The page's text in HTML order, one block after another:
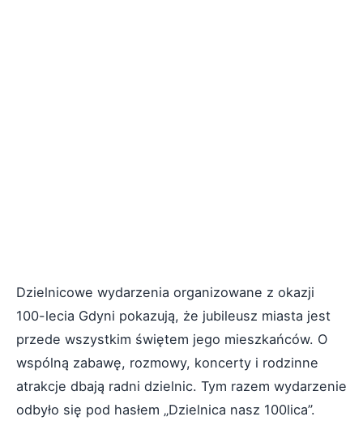
Dzielnicowe wydarzenia organizowane z okazji
100-lecia Gdyni pokazują, że jubileusz miasta jest
przede wszystkim świętem jego mieszkańców. O
wspólną zabawę, rozmowy, koncerty i rodzinne
atrakcje dbają radni dzielnic. Tym razem wydarzenie
odbyło się pod hasłem „Dzielnica nasz 100lica”.